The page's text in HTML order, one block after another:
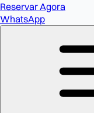
Reservar Agora
WhatsApp